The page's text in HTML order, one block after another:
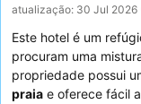
atualização: 30 Jul 2026
Este hotel é um
procuram uma
propriedade possui
praia e oferece fácil